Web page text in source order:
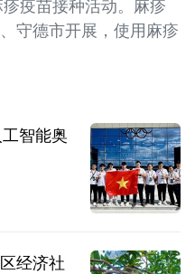
疫苗接种活动。麻疹
守德市开展，使用麻疹
智能奥
经济社